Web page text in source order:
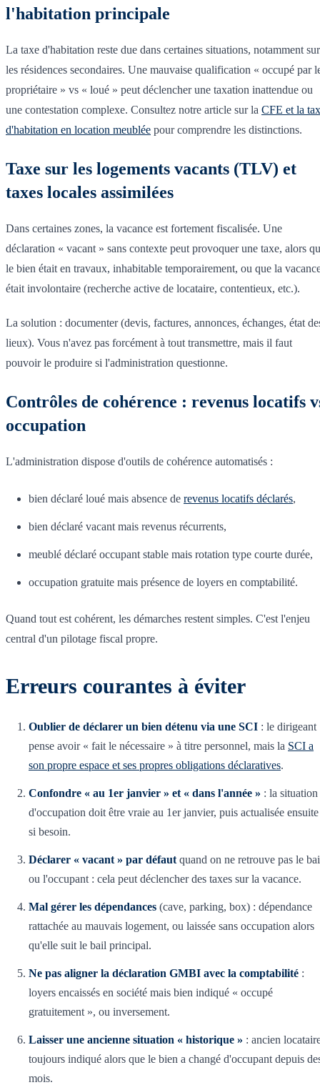
l'habitation principale
La taxe d'habitation reste due dans certaines situations, notamment sur
les résidences secondaires. Une mauvaise qualification « occupé par
propriétaire » vs « loué » peut déclencher une taxation inattendue ou
une contestation complexe. Consultez notre article sur la CFE et la
d'habitation en location meublée pour comprendre les distinctions.
Taxe sur les logements vacants (TLV) et
taxes locales assimilées
Dans certaines zones, la vacance est fortement fiscalisée. Une
déclaration « vacant » sans contexte peut provoquer une taxe, alors
le bien était en travaux, inhabitable temporairement, ou que la
était involontaire (recherche active de locataire, contentieux, etc.).
La solution : documenter (devis, factures, annonces, échanges, état
lieux). Vous n'avez pas forcément à tout transmettre, mais il faut
pouvoir le produire si l'administration questionne.
Contrôles de cohérence : revenus locatifs
occupation
L'administration dispose d'outils de cohérence automatisés :
bien déclaré loué mais absence de revenus locatifs déclarés,
bien déclaré vacant mais revenus récurrents,
meublé déclaré occupant stable mais rotation type courte durée,
occupation gratuite mais présence de loyers en comptabilité.
Quand tout est cohérent, les démarches restent simples. C'est l'enjeu
central d'un pilotage fiscal propre.
Erreurs courantes à éviter
Oublier de déclarer un bien détenu via une SCI : le dirigeant
pense avoir « fait le nécessaire » à titre personnel, mais la SCI a
son propre espace et ses propres obligations déclaratives.
Confondre « au 1er janvier » et « dans l'année » : la situation
d'occupation doit être vraie au 1er janvier, puis actualisée ensuite
si besoin.
Déclarer « vacant » par défaut quand on ne retrouve pas le
ou l'occupant : cela peut déclencher des taxes sur la vacance.
Mal gérer les dépendances (cave, parking, box) : dépendance
rattachée au mauvais logement, ou laissée sans occupation alors
qu'elle suit le bail principal.
Ne pas aligner la déclaration GMBI avec la comptabilité :
loyers encaissés en société mais bien indiqué « occupé
gratuitement », ou inversement.
Laisser une ancienne situation « historique » : ancien
toujours indiqué alors que le bien a changé d'occupant depuis
mois.